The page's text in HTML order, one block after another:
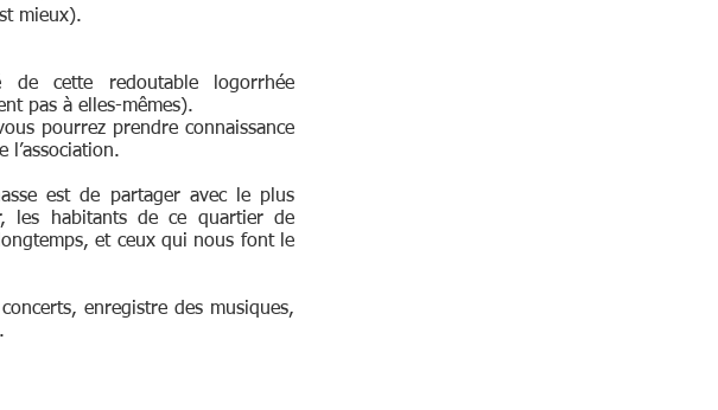
mieux).
de cette redoutable logorrhée
pas à elles-mêmes).
pourrez prendre connaissance
l’association.
est de partager avec le plus
les habitants de ce quartier de
et ceux qui nous font le
enregistre des musiques,